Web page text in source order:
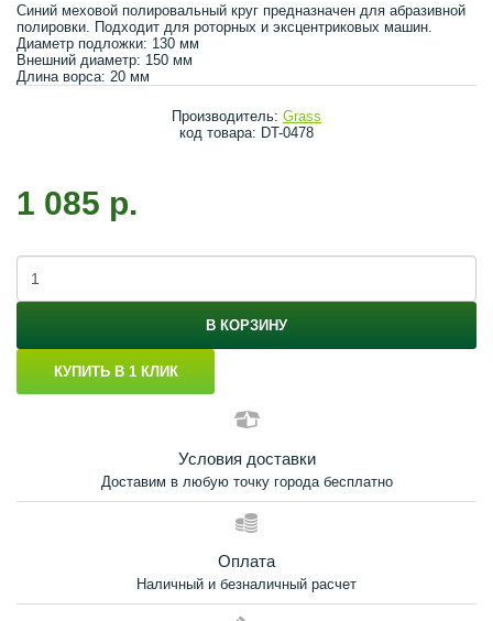
Синий меховой полировальный круг предназначен для абразивной
полировки. Подходит для роторных и эксцентриковых машин.
Диаметр подложки: 130 мм
Внешний диаметр: 150 мм
Длина ворса: 20 мм
Производитель: Grass
код товара: DT-0478
1 085 р.
В КОРЗИНУ
КУПИТЬ В 1 КЛИК
Условия доставки
Доставим в любую точку города бесплатно
Оплата
Наличный и безналичный расчет